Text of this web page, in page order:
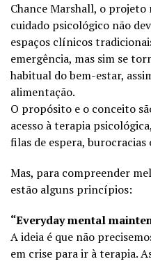
Chance Marshall, o projeto
cuidado psicológico não
espaços clínicos
emergência, mas sim se
habitual do bem-estar,
alimentação.
O propósito e o conceito
acesso à terapia
filas de espera,
Mas, para compreender
estão alguns princípios:
“Everyday mental
A ideia é que não
em crise para ir à terapia.